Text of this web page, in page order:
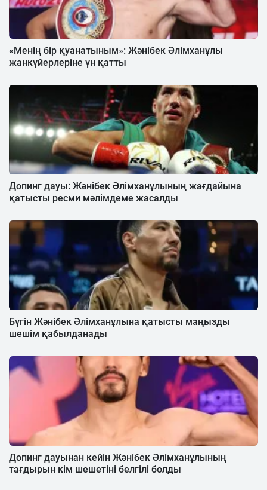
«Менің бір қуанатыным»: Жәнібек Әлімханұлы
жанкүйерлеріне үн қатты
Допинг дауы: Жәнібек Әлімханұлының жағдайына
қатысты ресми мәлімдеме жасалды
Бүгін Жәнібек Әлімханұлына қатысты маңызды
шешім қабылданады
Допинг дауынан кейін Жәнібек Әлімханұлының
тағдырын кім шешетіні белгілі болды